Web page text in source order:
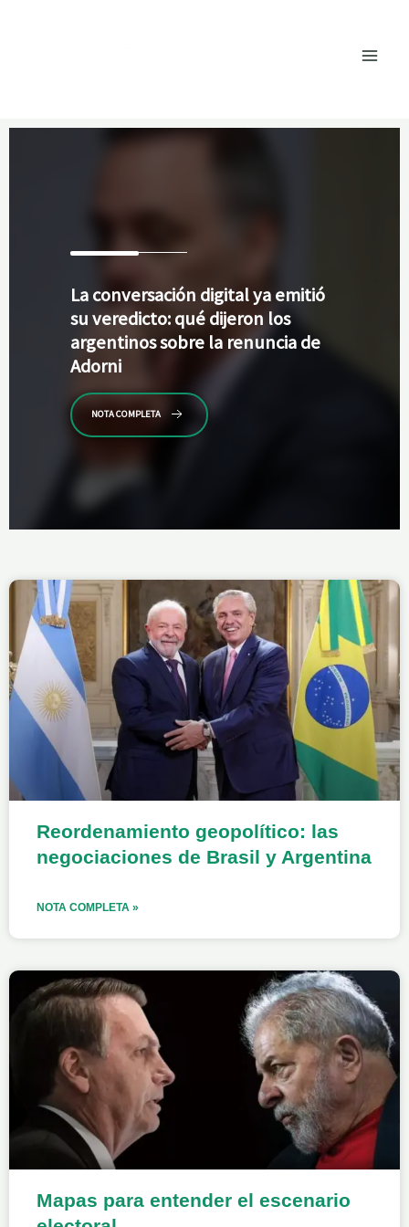
Laconversación digital ya emitió
su veredicto: qué dijeron los
argentinos sobre la renuncia de
Adorni
NOTA COMPLETA
Reordenamiento geopolítico: las
negociaciones de Brasil y Argentina
NOTA COMPLETA »
Mapas para entender el escenario